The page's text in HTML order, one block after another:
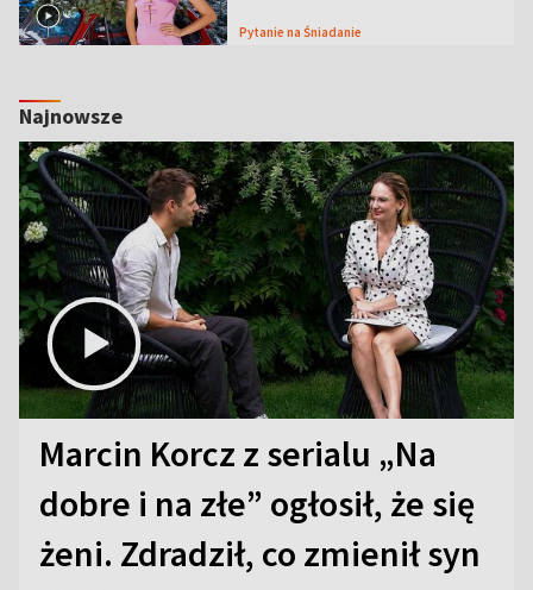
Pytanie na Śniadanie
Najnowsze
Marcin Korcz z serialu „Na
dobre i na złe” ogłosił, że się
żeni. Zdradził, co zmienił syn